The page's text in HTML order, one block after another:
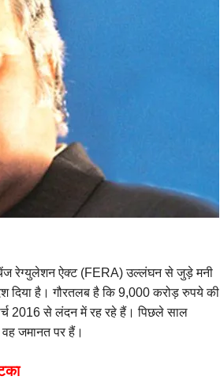
रेग्युलेशन ऐक्ट (FERA) उल्लंघन से जुड़े मनी
दिया है। गौरतलब है कि 9,000 करोड़ रुपये की
2016 से लंदन में रह रहे हैं। पिछले साल
वह जमानत पर हैं।